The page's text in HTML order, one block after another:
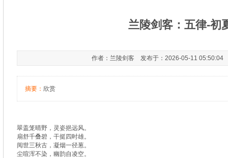
兰陵剑客：五律-初
作者：兰陵剑客 发布于：2026-05-11 05:50:04
摘要： 欣赏
翠盖笼晴野，灵姿挹远风。
扇舒千叠碧，干挺四时雄。
阅世三秋古，凝烟一径葱。
尘喧浑不染，幽韵自凌空。